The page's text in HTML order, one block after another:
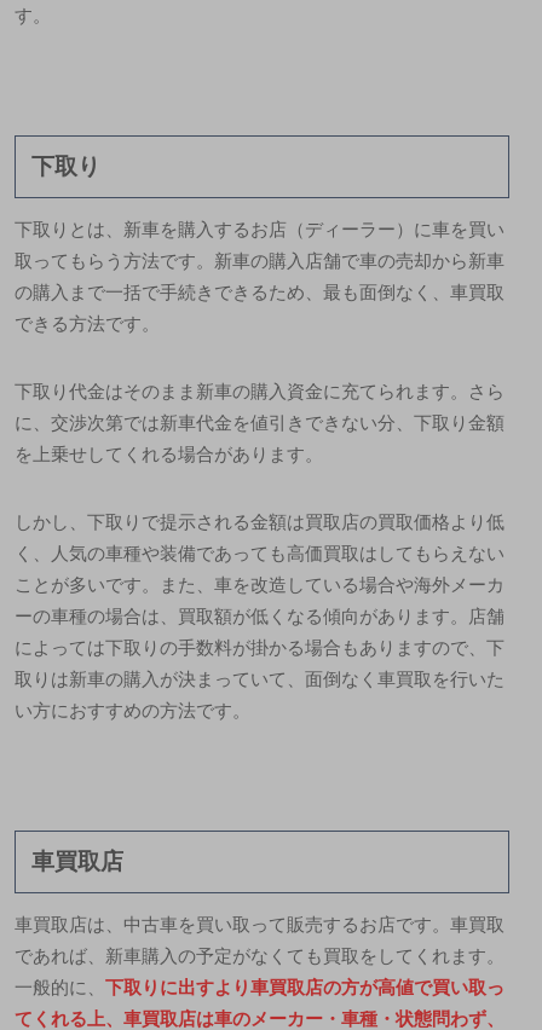
す。
下取り
下取りとは、新車を購入するお店（ディーラー）に車を買い
取ってもらう方法です。新車の購入店舗で車の売却から新車
の購入まで一括で手続きできるため、最も面倒なく、車買取
できる方法です。
下取り代金はそのまま新車の購入資金に充てられます。さら
に、交渉次第では新車代金を値引きできない分、下取り金額
を上乗せしてくれる場合があります。
しかし、下取りで提示される金額は買取店の買取価格より低
く、人気の車種や装備であっても高価買取はしてもらえない
ことが多いです。また、車を改造している場合や海外メーカ
ーの車種の場合は、買取額が低くなる傾向があります。店舗
によっては下取りの手数料が掛かる場合もありますので、下
取りは新車の購入が決まっていて、面倒なく車買取を行いた
い方におすすめの方法です。
車買取店
車買取店は、中古車を買い取って販売するお店です。車買取
であれば、新車購入の予定がなくても買取をしてくれます。
一般的に、 下取りに出すより車買取店の方が高値で買い取っ
てくれる上、車買取店は車のメーカー・車種・状態問わず、